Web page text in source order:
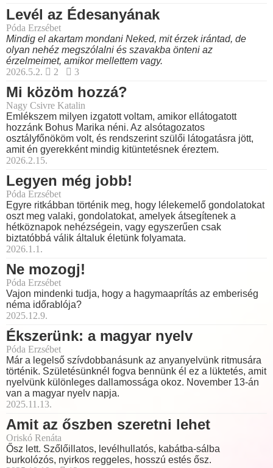
Levél az Édesanyának
Póda Erzsébet
Mindig el akartam mondani Neked, mit érzek irántad, de
olyan nehéz megszólalni és szavakba önteni az
érzelmeimet, amikor mellettem vagy.
2026.5.2.
2 3
Mi közöm hozzá?
Nagy Csivre Katalin
Emlékszem milyen izgatott voltam, amikor ellátogatott
hozzánk Bohus Marika néni. Az alsótagozatos
osztályfőnököm volt, és rendszerint szülői látogatásra jött,
amit én gyerekként mindig kitüntetésnek éreztem.
2026.2.15.
Legyen még jobb!
Póda Erzsébet
Egyre ritkábban történik meg, hogy lélekemelő gondolatokat
oszt meg valaki, gondolatokat, amelyek átsegítenek a
hétköznapok nehézségein, vagy egyszerűen csak
biztatóbbá válik általuk életünk folyamata.
2026.1.1.
Ne mozogj!
Póda Erzsébet
Vajon mindenki tudja, hogy a hagymaaprítás az emberiség
néma időrablója?
2025.12.9.
Ékszerünk: a magyar nyelv
Póda Erzsébet
Már a legelső szívdobbanásunk az anyanyelvünk ritmusára
történik. Születésünknél fogva bennünk él ez a lüktetés, amit
nyelvünk különleges dallamossága okoz. November 13-án
van a magyar nyelv napja.
2025.11.13.
Amit az őszben szeretni lehet
Oriskó Renáta
Ősz lett. Szőlőillatos, levélhullatós, kabátba-sálba
burkolózós, nyirkos reggeles, hosszú estés ősz.